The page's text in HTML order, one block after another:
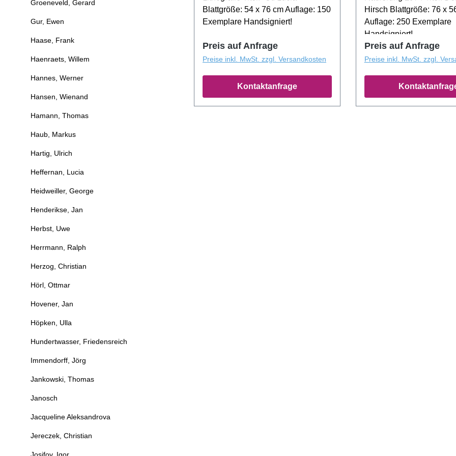
Groeneveld, Gerard
Gur, Ewen
Haase, Frank
Haenraets, Willem
Hannes, Werner
Hansen, Wienand
Hamann, Thomas
Haub, Markus
Hartig, Ulrich
Heffernan, Lucia
Heidweiller, George
Henderikse, Jan
Herbst, Uwe
Herrmann, Ralph
Herzog, Christian
Hörl, Ottmar
Hovener, Jan
Höpken, Ulla
Hundertwasser, Friedensreich
Immendorff, Jörg
Jankowski, Thomas
Janosch
Jacqueline Aleksandrova
Jereczek, Christian
Blattgröße: 54 x 76 cm Auflage: 150
Exemplare Handsigniert!
Preis auf Anfrage
Preise inkl. MwSt. zzgl. Versandkosten
Kontaktanfrage
Hirsch Blattgröße: 76 x
Auflage: 250 Exemplare
Handsigniert!
Preis auf Anfrage
Preise inkl. MwSt. zzgl.